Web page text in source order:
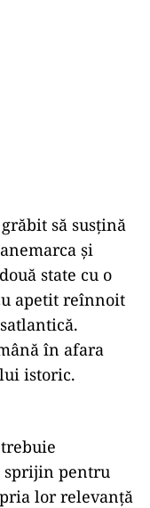
să susțină
și
state cu o
apetit reînnoit
în afara
istoric.
sprijin pentru
lor relevanță